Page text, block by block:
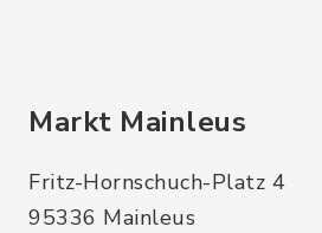
Markt Mainleus
Fritz-Hornschuch-Platz 4
95336 Mainleus